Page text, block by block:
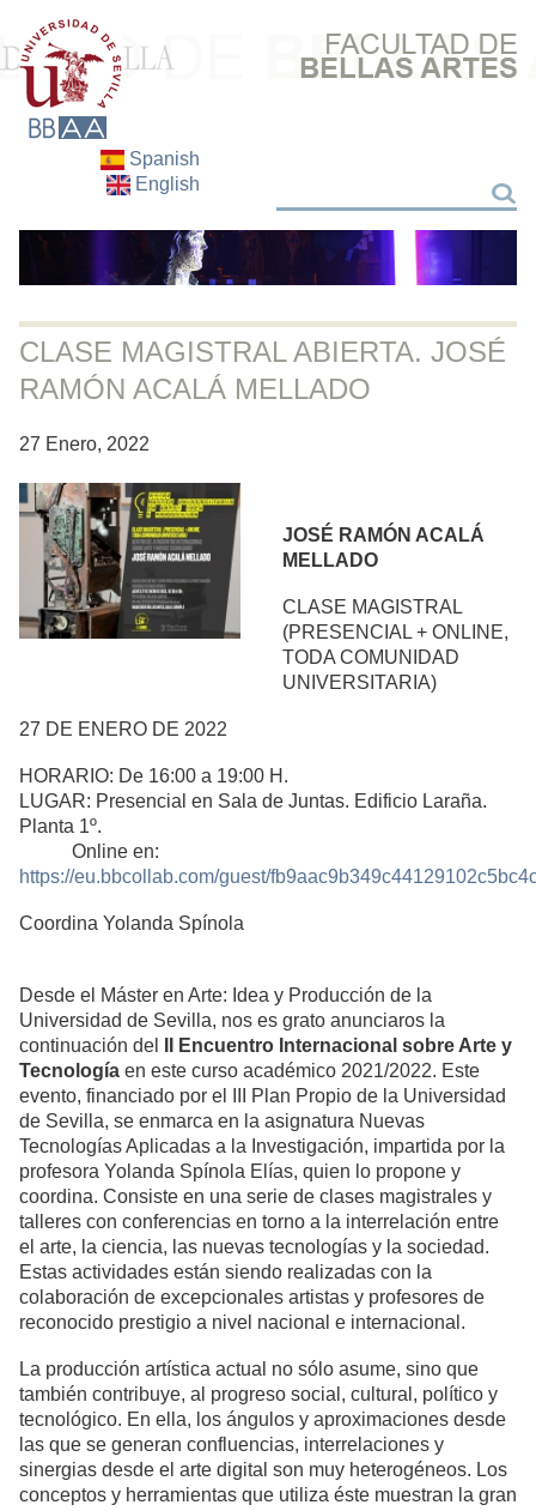
Spanish
English
Buscar
CLASE MAGISTRAL ABIERTA. JOSÉ
RAMÓN ACALÁ MELLADO
27 Enero, 2022
JOSÉ RAMÓN ACALÁ
MELLADO
CLASE MAGISTRAL
(PRESENCIAL + ONLINE,
TODA COMUNIDAD
UNIVERSITARIA)
27 DE ENERO DE 2022
HORARIO: De 16:00 a 19:00 H.
LUGAR: Presencial en Sala de Juntas. Edificio Laraña.
Planta 1º.
Online en:
https://eu.bbcollab.com/guest/
Coordina Yolanda Spínola
Desde el Máster en Arte: Idea y Producción de la
Universidad de Sevilla, nos es grato anunciaros la
continuación del
II Encuentro Internacional sobre Arte y
Tecnología en este curso académico 2021/2022. Este
evento, financiado por el III Plan Propio de la Universidad
de Sevilla, se enmarca en la asignatura Nuevas
Tecnologías Aplicadas a la Investigación, impartida por la
profesora Yolanda Spínola Elías, quien lo propone y
coordina. Consiste en una serie de clases magistrales y
talleres con conferencias en torno a la interrelación entre
el arte, la ciencia, las nuevas tecnologías y la sociedad.
Estas actividades están siendo realizadas con la
colaboración de excepcionales artistas y profesores de
reconocido prestigio a nivel nacional e internacional.
La producción artística actual no sólo asume, sino que
también contribuye, al progreso social, cultural, político y
tecnológico. En ella, los ángulos y aproximaciones desde
las que se generan confluencias, interrelaciones y
sinergias desde el arte digital son muy heterogéneos. Los
conceptos y herramientas que utiliza éste muestran la gran